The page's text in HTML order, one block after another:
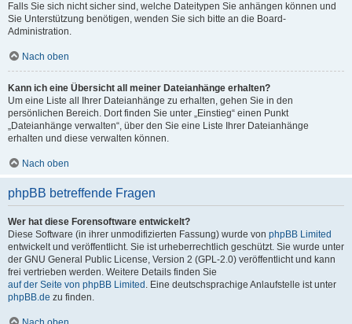
Falls Sie sich nicht sicher sind, welche Dateitypen Sie anhängen können und
Sie Unterstützung benötigen, wenden Sie sich bitte an die Board-
Administration.
Nach oben
Kann ich eine Übersicht all meiner Dateianhänge erhalten?
Um eine Liste all Ihrer Dateianhänge zu erhalten, gehen Sie in den
persönlichen Bereich. Dort finden Sie unter „Einstieg“ einen Punkt
„Dateianhänge verwalten“, über den Sie eine Liste Ihrer Dateianhänge
erhalten und diese verwalten können.
Nach oben
phpBB betreffende Fragen
Wer hat diese Forensoftware entwickelt?
Diese Software (in ihrer unmodifizierten Fassung) wurde von phpBB Limited
entwickelt und veröffentlicht. Sie ist urheberrechtlich geschützt. Sie wurde unter
der GNU General Public License, Version 2 (GPL-2.0) veröffentlicht und kann
frei vertrieben werden. Weitere Details finden Sie
auf der Seite von phpBB Limited . Eine deutschsprachige Anlaufstelle ist unter
phpBB.de zu finden.